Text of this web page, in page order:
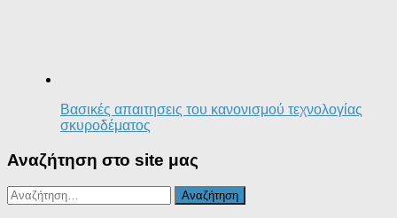
Βασικές απαιτησεις του κανονισμού τεχνολογίας
σκυροδέματος
Αναζήτηση στο site μας
Αναζήτηση
για: